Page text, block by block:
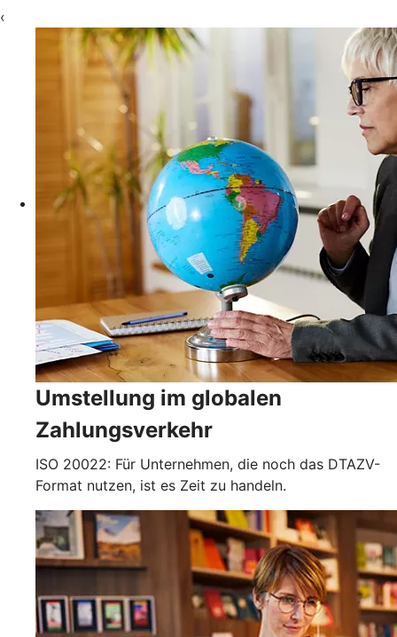
‹
Umstellung im globalen
Zahlungsverkehr
ISO 20022: Für Unternehmen, die noch das DTAZV-
Format nutzen, ist es Zeit zu handeln.